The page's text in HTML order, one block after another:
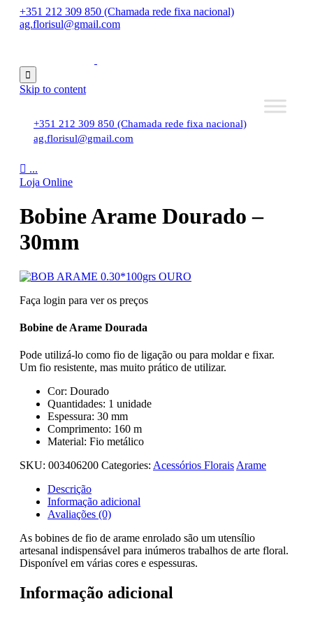
+351 212 309 850 (Chamada rede fixa nacional)
ag.florisul@gmail.com

Skip to content
+351 212 309 850 (Chamada rede fixa nacional)
ag.florisul@gmail.com
 ...
Loja Online
Bobine Arame Dourado –
30mm
Faça login para ver os preços
Bobine de Arame Dourada
Pode utilizá-lo como fio de ligação ou para moldar e fixar.
Um fio resistente, mas muito prático de utilizar.
Cor: Dourado
Quantidades: 1 unidade
Espessura: 30 mm
Comprimento: 160 m
Material: Fio metálico
SKU: 003406200 Categories: Acessórios FloraisArame
Descrição
Informação adicional
Avaliações (0)
As bobines de fio de arame enrolado são um utensílio
artesanal indispensável para inúmeros trabalhos de arte floral.
Disponível em várias cores e espessuras.
Informação adicional